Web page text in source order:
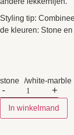
Styling tip:
de kleuren: Stone
stone white-marble
- +
In winkelmand